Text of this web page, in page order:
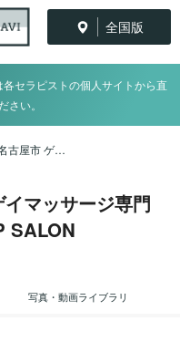
全国版
セラピストの個人サイトから直
さい。
東海 / 愛知県名古屋市 ゲイマッサージ専門店 WARM UP SALON
マッサージ専門
SALON
写真・動画ライブラリ